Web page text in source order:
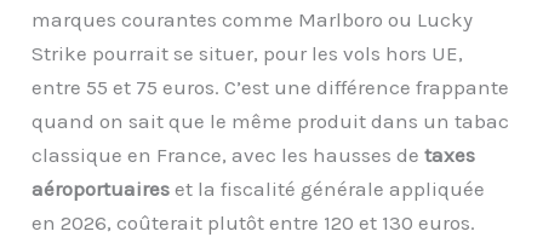
marques courantes comme Marlboro ou Lucky
Strike pourrait se situer, pour les vols hors UE,
entre 55 et 75 euros. C’est une différence frappante
quand on sait que le même produit dans un tabac
classique en France, avec les hausses detaxes
aéroportuaires et la fiscalité générale appliquée
en 2026, coûterait plutôt entre 120 et 130 euros.